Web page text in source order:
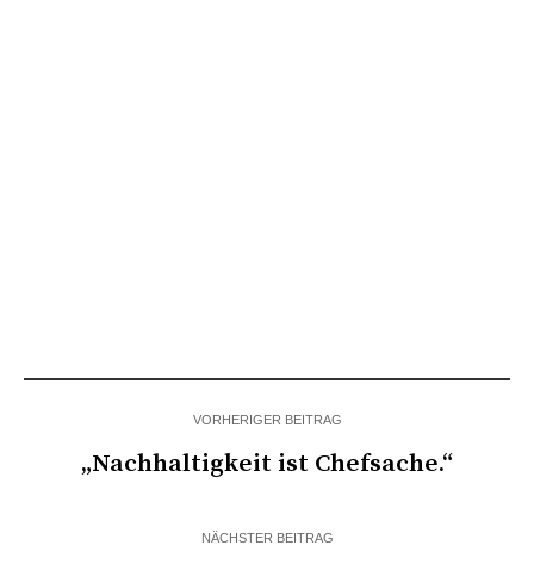
VORHERIGER BEITRAG
„Nachhaltigkeit ist Chefsache.“
NÄCHSTER BEITRAG